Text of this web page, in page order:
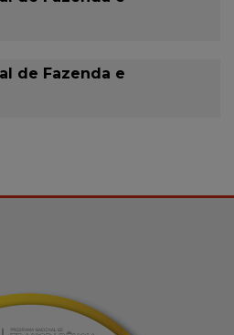
de Fazenda e